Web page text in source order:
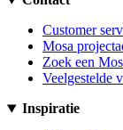
Customer
Mosa
Zoek een
Veelgestelde
Inspiratie